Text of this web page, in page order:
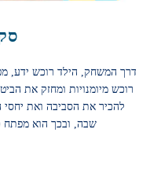
דרך המשחק, הילד רוכש ידע,
רוכש מיומנויות ומחזק את
להכיר את הסביבה ואת יחסי
שבה, ובכך הוא מפתח